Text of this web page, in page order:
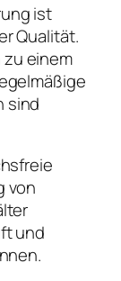
ist
Qualität.
einem
sind
von
und